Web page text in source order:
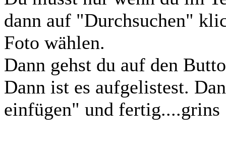
dann auf "Durchsuchen"
Foto wählen.
Dann gehst du auf den
Dann ist es aufgelistest.
einfügen" und fertig....grins